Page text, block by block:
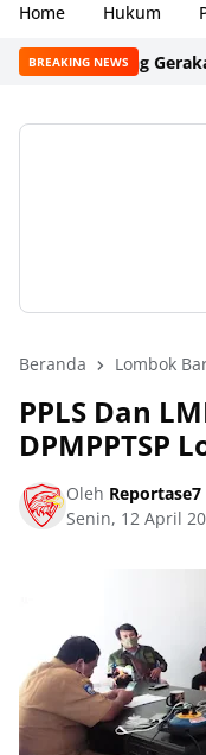
Home Hukum
BREAKING NEWS
Dukung Gerakan
Beranda Lombok
PPLS Dan
DPMPPTSP
Oleh Reportase7
Senin, 12 April